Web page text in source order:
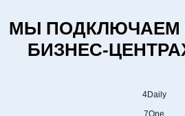
ВЫЕЗД И
Мы
МЫ ПОДКЛЮЧАЕМ
БИЗНЕС-
4Daily
7One